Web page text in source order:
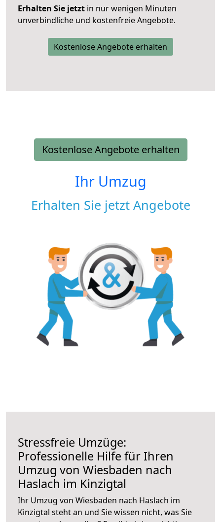
Erhalten Sie jetzt in nur wenigen Minuten
unverbindliche und kostenfreie Angebote.
Kostenlose Angebote erhalten
Kostenlose Angebote erhalten
Ihr Umzug
Erhalten Sie jetzt Angebote
Stressfreie Umzüge:
Professionelle Hilfe für Ihren
Umzug von Wiesbaden nach
Haslach im Kinzigtal
Ihr Umzug von Wiesbaden nach Haslach im
Kinzigtal steht an und Sie wissen nicht, was Sie